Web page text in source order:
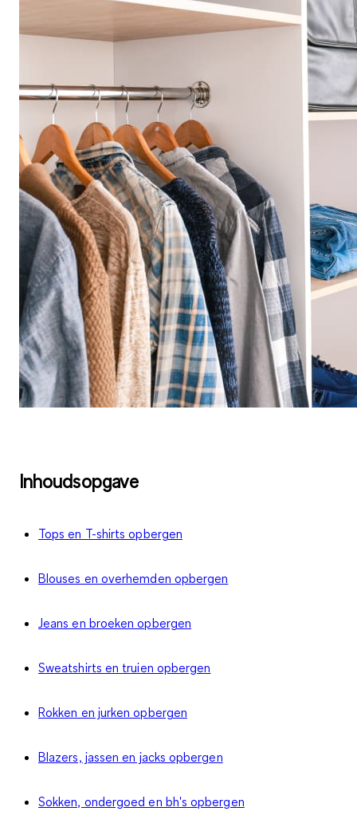
Inhoudsopgave
Tops en T-shirts opbergen
Blouses en overhemden opbergen
Jeans en broeken opbergen
Sweatshirts en truien opbergen
Rokken en jurken opbergen
Blazers, jassen en jacks opbergen
Sokken, ondergoed en bh's opbergen